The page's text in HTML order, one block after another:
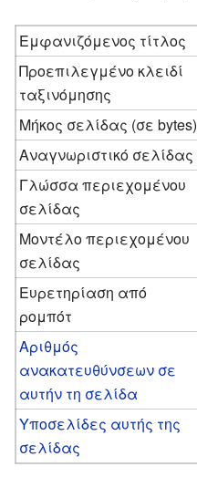
Εμφανιζόμενος τίτλος
Προεπιλεγμένο κλειδί
ταξινόμησης
Μήκος σελίδας (σε bytes)
Αναγνωριστικό σελίδας
Γλώσσα περιεχομένου
σελίδας
Μοντέλο περιεχομένου
σελίδας
Ευρετηρίαση από
ρομπότ
Αριθμός
ανακατευθύνσεων σε
αυτήν τη σελίδα
Υποσελίδες αυτής της
σελίδας